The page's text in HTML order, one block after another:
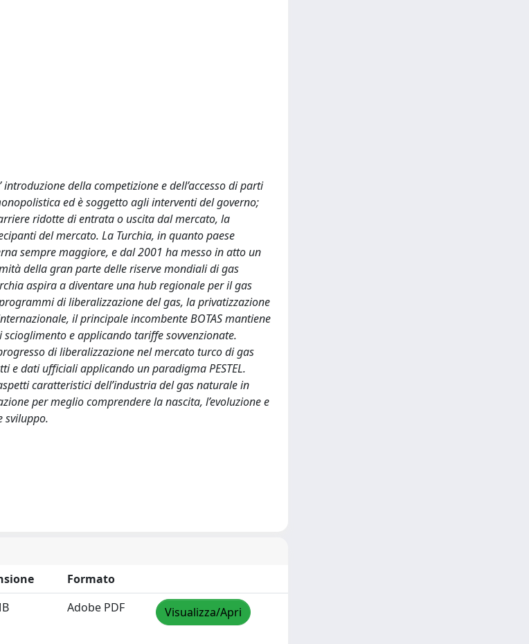
della competizione e dell’accesso di parti
ed è soggetto agli interventi del governo;
ridotte di entrata o uscita dal mercato, la
del mercato. La Turchia, in quanto paese
sempre maggiore, e dal 2001 ha messo in atto un
della gran parte delle riserve mondiali di gas
aspira a diventare una hub regionale per il gas
di liberalizzazione del gas, la privatizzazione
il principale incombente BOTAS mantiene
e applicando tariffe sovvenzionate.
di liberalizzazione nel mercato turco di gas
e dati ufficiali applicando un paradigma PESTEL.
caratteristici dell’industria del gas naturale in
per meglio comprendere la nascita, l’evoluzione e
sviluppo.
Formato
Adobe PDF Visualizza/Apri